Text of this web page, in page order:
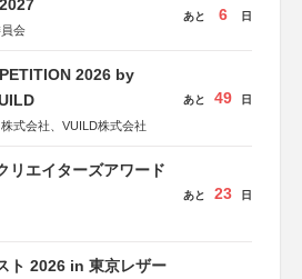
会
あと 6 日
2026 by
式会社、VUILD株式会社
あと 49 日
リエイターズアワード
あと 23 日
ト 2026 in 東京レザー